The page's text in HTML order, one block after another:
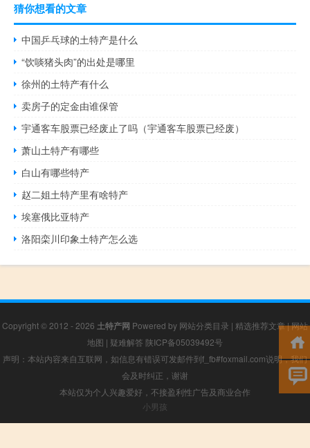
猜你想看的文章
中国乒乓球的土特产是什么
“饮啖猪头肉”的出处是哪里
徐州的土特产有什么
卖房子的定金由谁保管
宇通客车股票已经废止了吗（宇通客车股票已经废）
萧山土特产有哪些
白山有哪些特产
赵二姐土特产里有啥特产
埃塞俄比亚特产
洛阳栾川印象土特产怎么选
Copyright © 2012 - 2026 土特产网 Powered by 网站分类目录 | 精选推荐文章|网站
地图 | 疑难解答 陕ICP备05039492号
声明：本站内容来自互联网，如信息有错误可发邮件到f_fb#foxmail.com说明，我们
会及时纠正，谢谢
本站仅为个人兴趣爱好，不接盈利性广告及商业合作
小男孩